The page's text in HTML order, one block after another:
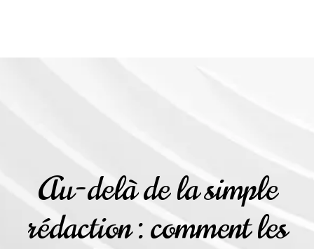
Au-delà de la simple
rédaction : comment les